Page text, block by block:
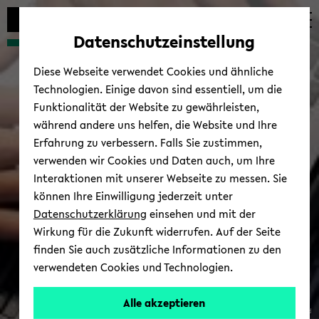
Automatische
vermeiden
zum
wechseln
zum
wechseln
zum
wechseln
© Uni­ver­si­tät Bie­le­feld
Datenschutzeinstellung
Diese Webseite verwendet Cookies und ähnliche
Technologien. Einige davon sind essentiell, um die
Funktionalität der Website zu gewährleisten,
während andere uns helfen, die Website und Ihre
Erfahrung zu verbessern. Falls Sie zustimmen,
verwenden wir Cookies und Daten auch, um Ihre
Interaktionen mit unserer Webseite zu messen. Sie
können Ihre Einwilligung jederzeit unter
Datenschutzerklärung einsehen und mit der
Wirkung für die Zukunft widerrufen. Auf der Seite
finden Sie auch zusätzliche Informationen zu den
verwendeten Cookies und Technologien.
Alle akzeptieren